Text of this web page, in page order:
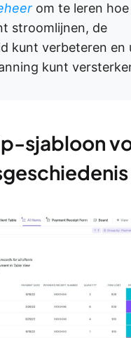
om te leren hoe
stroomlijnen, de
kunt verbeteren en
kunt
sjabloon